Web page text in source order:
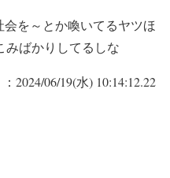
を～とか喚いてるヤツほ
みばかりしてるしな
：2024/06/19(水) 10:14:12.22